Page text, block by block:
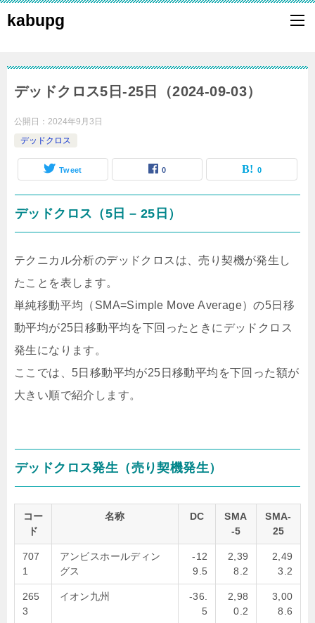
kabupg
デッドクロス5日-25日（2024-09-03）
公開日： 2024年9月3日
デッドクロス
Tweet 0 0
デッドクロス（5日 – 25日）
テクニカル分析のデッドクロスは、売り契機が発生し
たことを表します。
単純移動平均（SMA=Simple Move Average）の5日移
動平均が25日移動平均を下回ったときにデッドクロス
発生になります。
ここでは、5日移動平均が25日移動平均を下回った額が
大きい順で紹介します。
デッドクロス発生（売り契機発生）
コー
ド
名称 DC
SMA
-5
SMA-
25
707
1
アンビスホールディン
グス
-12
9.5
2,39
8.2
2,49
3.2
265
3
イオン九州
-36.
5
2,98
0.2
3,00
8.6